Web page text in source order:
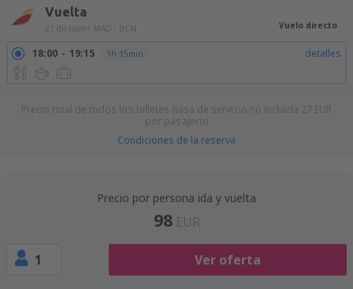
Vuelta
27 dic (dom) MAD - BCN Vuelo directo
18:00 19:15 1h 15min detalles
Precio total de todos los billetes (tasa de servicio no incluida 27 EUR
por pasajero)
Condiciones de la reserva
Precio por persona ida y vuelta
98 EUR
1 Ver oferta